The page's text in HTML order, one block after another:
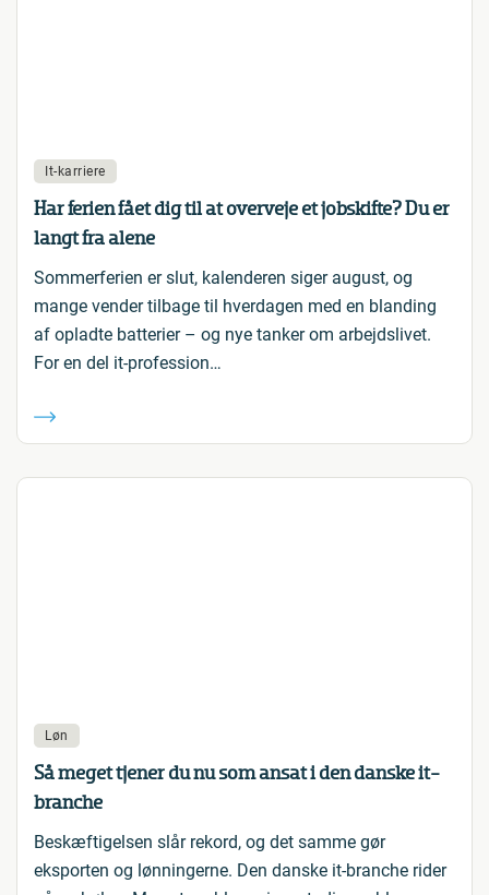
It-karriere
Har ferien fået dig til at overveje et jobskifte? Du er
langt fra alene
Sommerferien er slut, kalenderen siger august, og
mange vender tilbage til hverdagen med en blanding
af opladte batterier – og nye tanker om arbejdslivet.
For en del it-profession…
Løn
Så meget tjener du nu som ansat i den danske it-
branche
Beskæftigelsen slår rekord, og det samme gør
eksporten og lønningerne. Den danske it-branche rider